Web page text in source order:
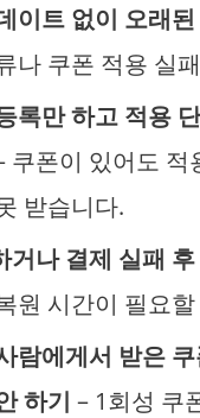
이트 없이 오래
나 쿠폰 적용 실
록만 하고 적용
쿠폰이 있어도 적
받습니다.
거나 결제 실패
원 시간이 필요
람에게서 받은
하기 – 1회성 쿠